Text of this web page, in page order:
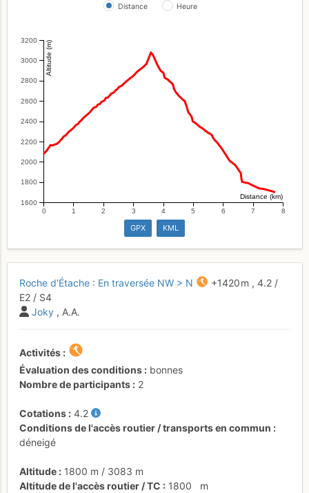
Distance Heure
1600
1800
2000
2200
2400
2600
2800
3000
3200 Altitude (m)
0 1 2 3 4 5 6 7 8
Distance (km)
GPX KML
Roche d'Étache : En traversée NW > N +1420 m , 4.2 /
E2 / S4
Joky , A.A.
Activités
Évaluation des conditions
bonnes
Nombre de participants
2
Cotations
4.2
Conditions de l'accès routier / transports en commun
déneigé
Altitude 1800 m / 3083 m
Altitude de l'accès routier / TC
1800
m